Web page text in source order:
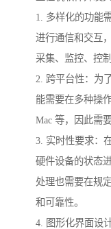
1. 多样化的功能
进行通信和交互
采集、监控、控
2. 跨平台性：为
能需要在多种操
Mac 等，因此需
3. 实时性要求：
硬件设备的状态
处理也需要在规
和可靠性。
4. 图形化界面设